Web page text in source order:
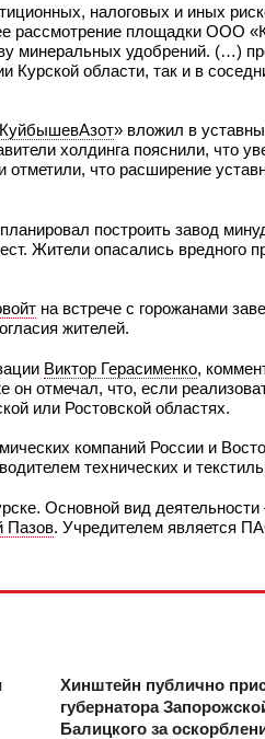
налоговых и иных
площадки ООО
минеральных удобрений. (…)
Курской области, так и в
КуйбышевАзот» вложил в
холдинга пояснили, что
что расширение
построить завод
Жители опасались вредного
на встрече с горожанами
жителей.
Виктор Герасименко,
отмечал, что, если
или Ростовской областях.
компаний России и
технических и
Основной вид
Пазов. Учредителем является
Хинштейн публично
губернатора
Балицкого за